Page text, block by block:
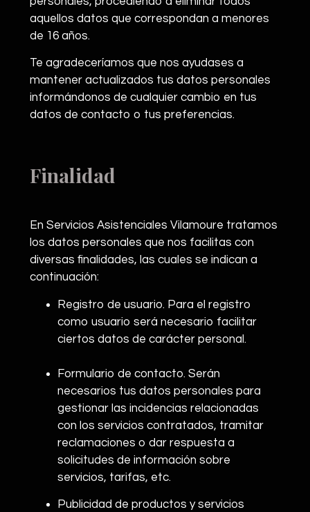
aquellos datos que correspondan a menores
de 16 años.
Te agradeceríamos que nos ayudases a
mantener actualizados tus datos personales
informándonos de cualquier cambio en tus
datos de contacto o tus preferencias.
Finalidad
En Servicios Asistenciales Vilamoure tratamos
los datos personales que nos facilitas con
diversas finalidades, las cuales se indican a
continuación:
Registro de usuario. Para el registro
como usuario será necesario facilitar
ciertos datos de carácter personal.
Formulario de contacto. Serán
necesarios tus datos personales para
gestionar las incidencias relacionadas
con los servicios contratados, tramitar
reclamaciones o dar respuesta a
solicitudes de información sobre
servicios, tarifas, etc.
Publicidad de productos y servicios